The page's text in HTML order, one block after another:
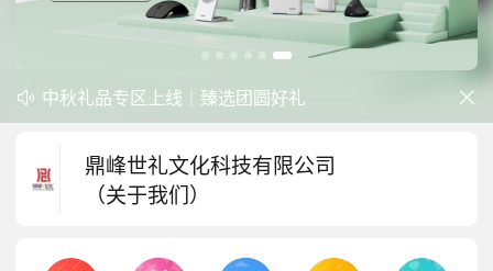
 防暑降温一站式配齐，企业福利更省心
中秋礼品专区上线｜臻选团圆好礼

鼎峰世礼文化科技有限公司
（关于我们）